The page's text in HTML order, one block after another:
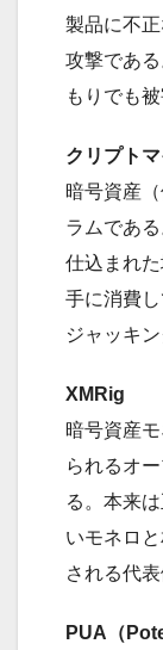
製品に不
攻撃であ
もりでも
クリプト
暗号資産
ラムであ
仕込まれ
手に消費
ジャッキン
XMRig
暗号資産
られるオ
る。本来
いモネロ
される代
PUA（